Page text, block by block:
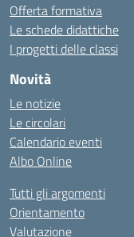
Offerta formativa
Le schede didattiche
I progetti delle classi
Novità
Le notizie
Le circolari
Calendario eventi
Albo Online
Tutti gli argomenti
Orientamento
Valutazione